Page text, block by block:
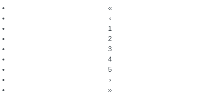
«
‹
1
2
3
4
5
›
»